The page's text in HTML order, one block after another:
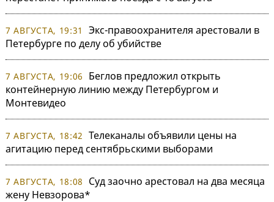
7 АВГУСТА, 19:31
Экс-правоохранителя арестовали в
Петербурге по делу об убийстве
7 АВГУСТА, 19:06
Беглов предложил открыть
контейнерную линию между Петербургом и
Монтевидео
7 АВГУСТА, 18:42 Телеканалы объявили цены на
агитацию перед сентябрьскими выборами
7 АВГУСТА, 18:08
Суд заочно арестовал на два месяца
жену Невзорова*